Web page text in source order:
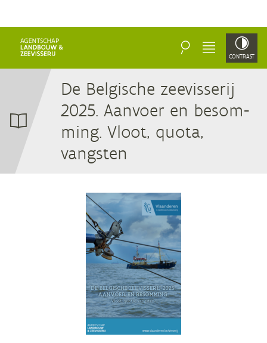
ZOEKEN MENU CONTRAST
De Bel­gi­sche zee­vis­se­rij
2025. Aan­voer en be­som­
ming. Vloot, quo­ta,
vangsten